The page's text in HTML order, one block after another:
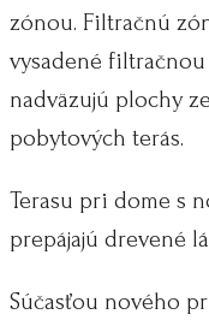
zónou. Filtračnú
vysadené
nadväzujú plochy
pobytových terás.
Terasu pri dome s
prepájajú drevené
Súčasťou nového